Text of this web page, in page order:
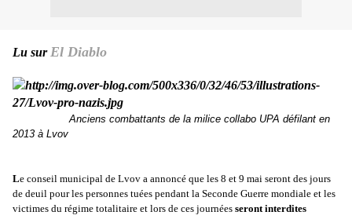
Lu surEl Diablo
Anciens combattants de la milice collabo UPA défilant en
2013 à Lvov
Le conseil municipal de Lvov a annoncé que les 8 et 9 mai seront des jours
de deuil pour les personnes tuées pendant la Seconde Guerre mondiale et les
victimes du régime totalitaire et lors de ces journées seront interdites